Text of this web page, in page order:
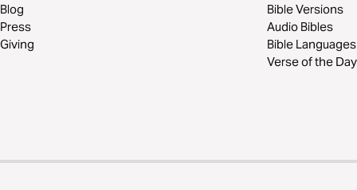
Blog
Press
Giving
Bible Versions
Audio Bibles
Bible Languages
Verse of the Day